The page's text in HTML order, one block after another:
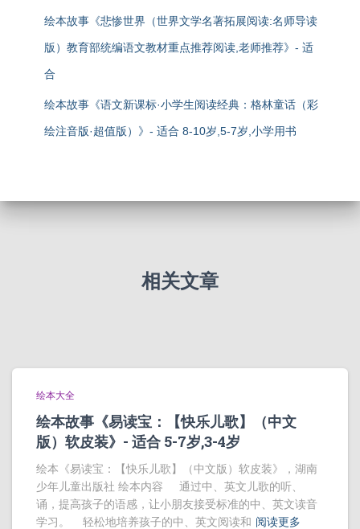
绘本故事《悲惨世界（世界文学名著拓展阅读:名师导读
版）教育部统编语文教材重点推荐阅读,老师推荐》- 适
合
绘本故事《语文新课标·小学生阅读经典：格林童话（彩
绘注音版·超值版）》- 适合 8-10岁,5-7岁,小学用书
相关文章
绘本大全
绘本故事《易读宝：【快乐儿歌】（中文
版）软皮装》- 适合 5-7岁,3-4岁
绘本《易读宝：【快乐儿歌】（中文版）软皮装》，湖南
少年儿童出版社 绘本内容 通过中、英文儿歌的听、
诵，提高孩子的语感，让小朋友接受标准的中、英文读音
学习。 轻松地培养孩子的中、英文阅读和 阅读更多